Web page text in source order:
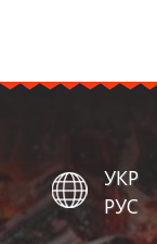
УКР
РУС